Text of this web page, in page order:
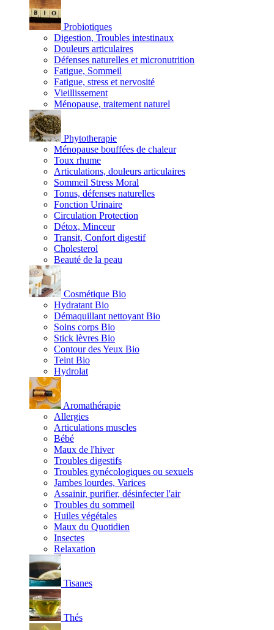
Probiotiques
Digestion, Troubles intestinaux
Douleurs articulaires
Défenses naturelles et micronutrition
Fatigue, Sommeil
Fatigue, stress et nervosité
Vieillissement
Ménopause, traitement naturel
Phytotherapie
Ménopause bouffées de chaleur
Toux rhume
Articulations, douleurs articulaires
Sommeil Stress Moral
Tonus, défenses naturelles
Fonction Urinaire
Circulation Protection
Détox, Minceur
Transit, Confort digestif
Cholesterol
Beauté de la peau
Cosmétique Bio
Hydratant Bio
Démaquillant nettoyant Bio
Soins corps Bio
Stick lèvres Bio
Contour des Yeux Bio
Teint Bio
Hydrolat
Aromathérapie
Allergies
Articulations muscles
Bébé
Maux de l'hiver
Troubles digestifs
Troubles gynécologiques ou sexuels
Jambes lourdes, Varices
Assainir, purifier, désinfecter l'air
Troubles du sommeil
Huiles végétales
Maux du Quotidien
Insectes
Relaxation
Tisanes
Thés